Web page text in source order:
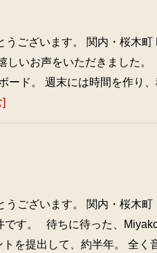
ございます。 関内・桜木町
しいお声をいただきました
ード。 週末には時間を作り
うございます。 関内・桜木
です。 待ちに待った、
を提出して、約半年。 全く